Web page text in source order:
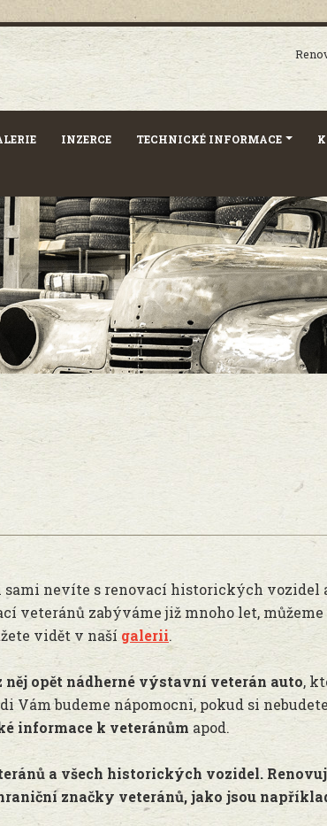
INZERCE TECHNICKÉ INFORMACE
sami nevíte s renovací historických vozidel
veteránů zabýváme již mnoho let,
vidět v naší galerii.
něj opět nádherné výstavní veterán auto,
Vám budeme nápomocni, pokud si
informace k veteránům apod.
a všech historických vozidel.
značky veteránů, jako jsou